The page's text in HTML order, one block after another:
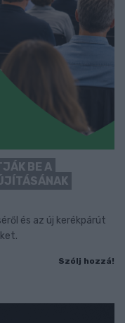
BE A
és az új kerékpárút
Szólj hozzá!